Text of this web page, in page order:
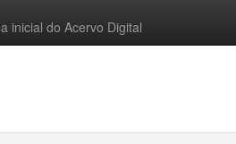
inicial do Acervo Digital